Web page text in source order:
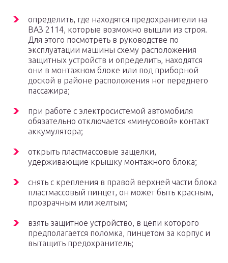
определить, где находятся предохранители на
ВАЗ 2114, которые возможно вышли из строя.
Для этого посмотреть в руководстве по
эксплуатации машины схему расположения
защитных устройств и определить, находятся
они в монтажном блоке или под приборной
доской в районе расположения ног переднего
пассажира;
при работе с электросистемой автомобиля
обязательно отключается «минусовой» контакт
аккумулятора;
открыть пластмассовые защелки,
удерживающие крышку монтажного блока;
снять с крепления в правой верхней части блока
пластмассовый пинцет, он может быть красным,
прозрачным или желтым;
взять защитное устройство, в цепи которого
предполагается поломка, пинцетом за корпус и
вытащить предохранитель;